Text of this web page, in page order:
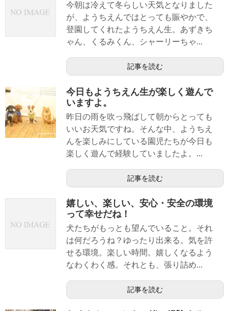
今朝は冷えて冬らしい天気となりました
が、ようちえんではとっても賑やかで、
登園してくれたようちえん生。あずきち
ゃん、くるみくん、シャーリーちゃ...
記事を読む
今日もようちえん生が楽しく遊んで
いますよ。
昨日の雨を吹っ飛ばして朝からとっても
いいお天気ですね。そんな中、ようちえ
んを楽しみにしている園児たちが今日も
楽しく遊んで経験していましたよ。...
記事を読む
嬉しい、楽しい、安心・安全の環境
って幸せだね！
犬たちがもっとも望んでいること。それ
は何だろうね？ゆったり出来る。気を許
せる環境。楽しい時間。嬉しくなるよう
なわくわく感。それとも、張り詰め...
記事を読む